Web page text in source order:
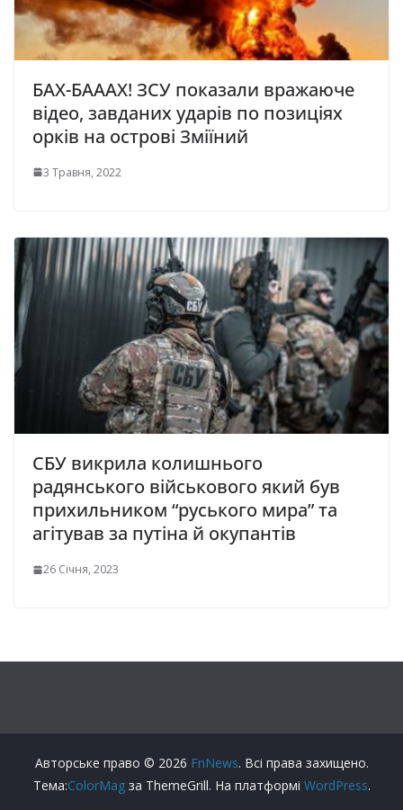
БАХ-БАААХ! ЗСУ показали вражаюче
відео, завданих ударів по позиціях
орків на острові Зміїний
3 Травня, 2022
СБУ викрила колишнього
радянського військового який був
прихильником “руського мира” та
агітував за путіна й окупантів
26 Січня, 2023
Авторське право © 2026 FnNews. Всі права захищено.
Тема:ColorMagза ThemeGrill. На платформі WordPress.